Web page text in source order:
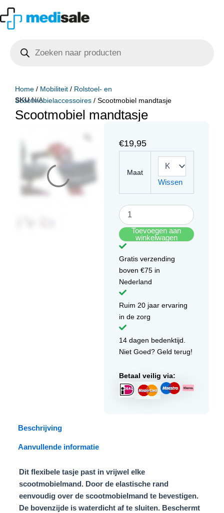
naar
de
zoeken
Home / Mobiliteit / Rolstoel- en
Scootmobielaccessoires / Scootmobiel mandtasje
SKUN/A
Scootmobiel mandtasje
€19,95
Maat
Wissen
aantal
Toevoegen aan
winkelwagen
Gratis verzending
boven €75 in
Nederland
Ruim 20 jaar ervaring
in de zorg
14 dagen bedenktijd.
Niet Goed? Geld terug!
Betaal veilig via:
Beschrijving
Aanvullende informatie
Dit flexibele tasje past in vrijwel elke
scootmobielmand. Door de elastische rand
eenvoudig over de scootmobielmand te bevestigen.
De bovenzijde is waterdicht af te sluiten. Beschermt